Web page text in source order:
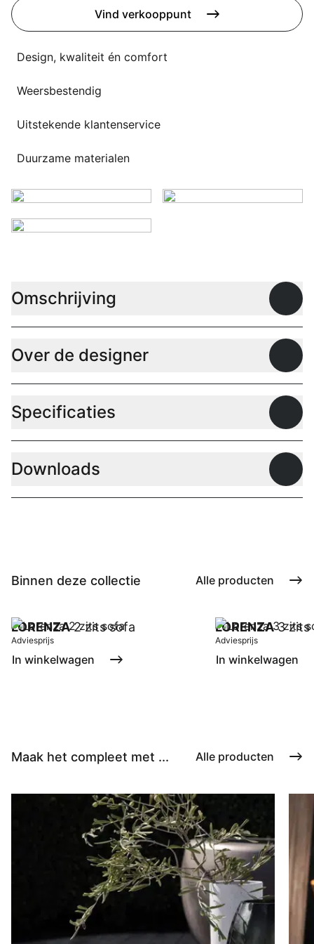
Flagship stores
Contact
Werken bij
Over ons
Taalkeuze
Vind verkooppunt
Design, kwaliteit én comfort
Weersbestendig
Uitstekende klantenservice
Duurzame materialen
Omschrijving
Over de designer
Specificaties
Downloads
Binnen deze collectie Alle producten
LORENZA2 zits sofa
Adviesprijs
In winkelwagen
LORENZA3 zits
Adviesprijs
In winkelwagen
Maak het compleet met ... Alle producten